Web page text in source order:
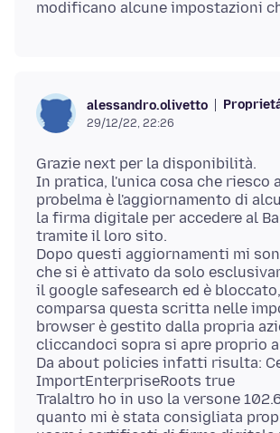
alessandro.olivetto
29/12/22, 22:26
Grazie next per la disponibilità.
In pratica, l'unica cosa che riesco
probelma è l'aggiornamento di
la firma digitale per accedere al
tramite il loro sito.
Dopo questi aggiornamenti mi
che si è attivato da solo
il google safesearch ed è
comparsa questa scritta nelle
browser è gestito dalla propria
cliccandoci sopra si apre proprio
Da about policies infatti risulta:
ImportEnterpriseRoots true
Tralaltro ho in uso la versone
quanto mi è stata consigliata